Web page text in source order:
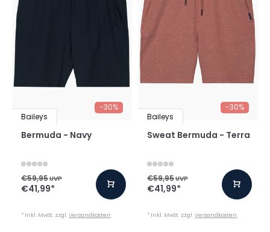
-30%
Baileys
Bermuda - Navy
€59,95UVP
€41,99*
* Inkl. MwSt. zzgl.Versandkosten
-30%
Baileys
Sweat Bermuda - Terra
€59,95UVP
€41,99*
* Inkl. MwSt. zzgl.Versandkosten